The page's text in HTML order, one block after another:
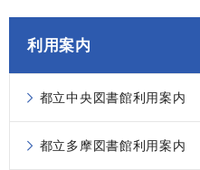
利用案内
都立中央図書館利用案内
都立多摩図書館利用案内